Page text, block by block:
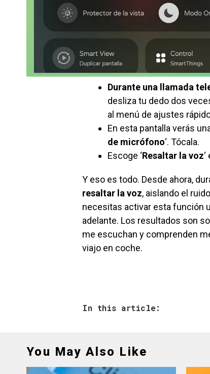
Durante una llamada
desliza tu dedo dos
al menú de ajustes
En esta pantalla verás
de micrófono‘. Tócala.
Escoge ‘Resaltar la voz
Y eso es todo. Desde ahora,
resaltar la voz, aislando el
necesitas activar esta función
adelante. Los resultados son
me escuchan y comprenden
viajo en coche.
In this article:
You May Also Like